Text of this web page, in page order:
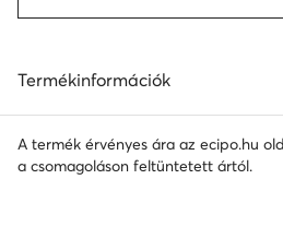
Termékinformációk
A termék érvényes ára az ecipo.hu
a csomagoláson feltüntetett ártól.